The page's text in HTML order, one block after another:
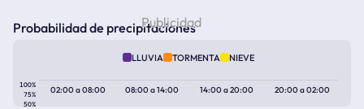
Probabilidad de precipitaciones
LLUVIA TORMENTA NIEVE
100%
75%
50%
02:00a08:00 08:00a14:00 14:00a20:00 20:00a02:00